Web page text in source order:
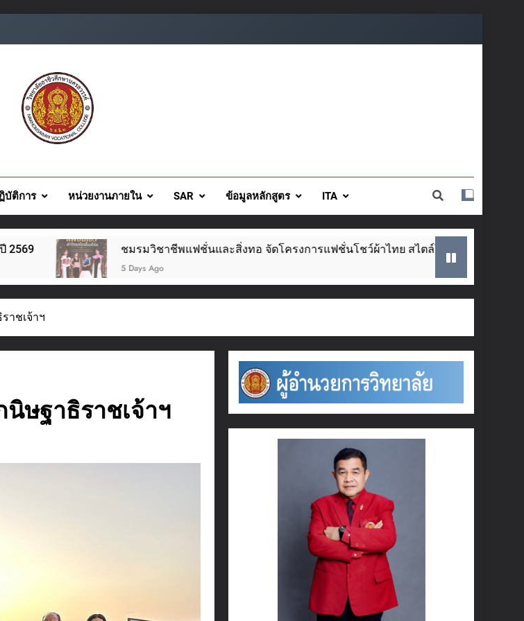
บัติการ หน่วยงานภายใน SAR ข้อมูลหลักสูตร ITA
ชาชีพแฟชั่นและสิ่งทอ จัดโครงการแฟชั่นโชว์ผ้าไทย สไตล์โมเดิร์น วันที่ ๕ ส.ค. นี้
าชเจ้าฯ
ษฐาธิราชเจ้าฯ